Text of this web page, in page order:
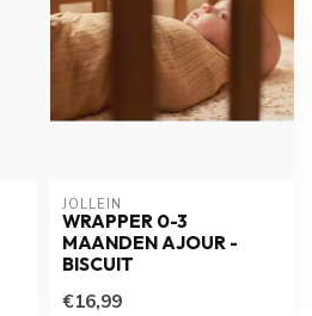
JOLLEIN
WRAPPER 0-3
MAANDEN AJOUR -
BISCUIT
€16,99